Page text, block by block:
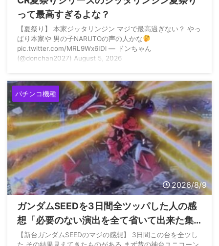
って最高すぎるよな？
【夏祭り】 本家ジッタリンジン マジで最高過ぎない？ やっ
ぱり本家や 男の子NARUTOの声の人かな
pic.twitter.com/MRL9Wx6IDl — ドンちゃん
(@donchan2027) August 5, 2026
パチンコ機種
2026/8/9
ガンダムSEEDを3日間全ツッパした人の感
想「必要のない演出を全て省いて出来た集
大成の台って感じ」
【新台ガンダムSEEDのマジの感想】 3日間この台を全ツし
た その結果見えてきたものがある まず昔の神台ユニコーン